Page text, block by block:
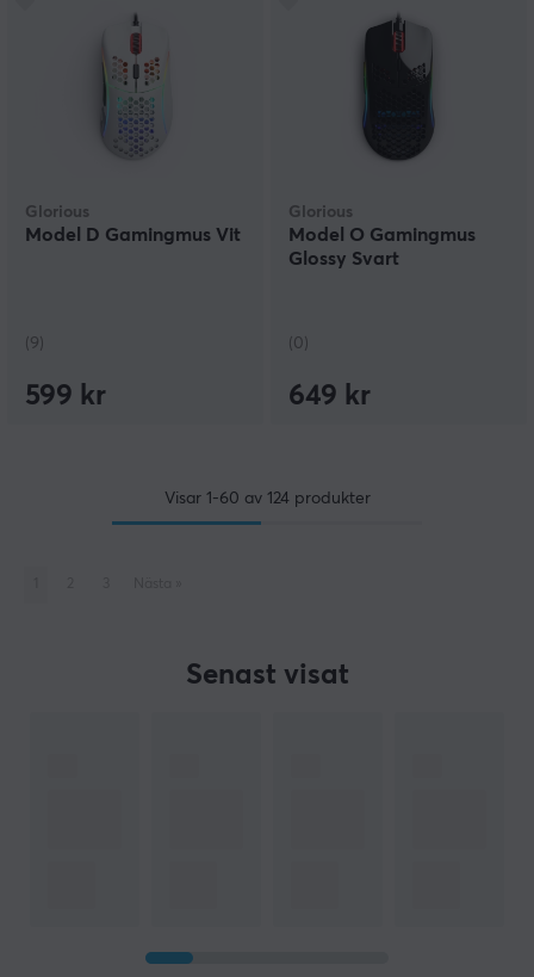
Glorious
Model D Gamingmus Vit
(9)
599 kr
Glorious
Model O Gamingmus
Glossy Svart
(0)
649 kr
Visar 1-60 av 124produkter
Senast visat